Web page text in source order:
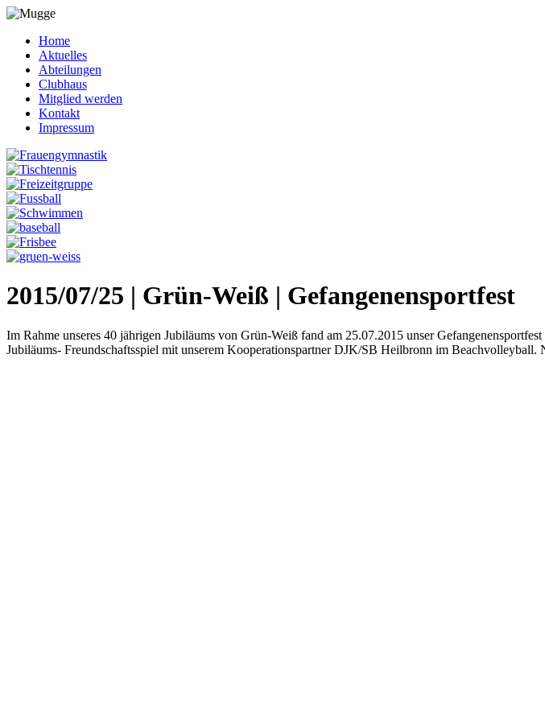
Home
Aktuelles
Abteilungen
Clubhaus
Mitglied werden
Kontakt
Impressum
2015/07/25 | Grün-Weiß | Gefangenensportfest
Im Rahme unseres 40 jährigen Jubiläums von Grün-Weiß fand am 25.07.2015 unser
Jubiläums- Freundschaftsspiel mit unserem Kooperationspartner DJK/SB Heilbronn im